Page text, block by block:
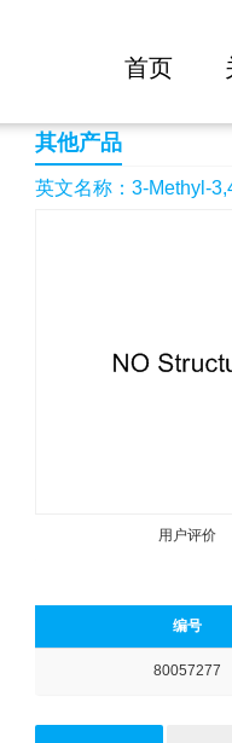
首页
3-Methyl-3,4-dihydro-2(1H)-
其他产品
英文名称：3-Methyl-
用户评价
编号
80057277